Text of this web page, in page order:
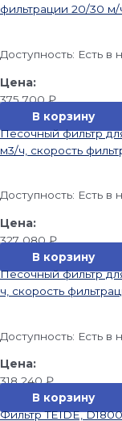
фильтрации 20/30 м/
Доступность: Есть в
375 700₽
В корзину
Песочный фильтр
м3/ч, скорость
Доступность: Есть в
327 080₽
В корзину
Песочный фильтр
ч, скорость
Доступность: Есть в
318 240₽
В корзину
Фильтр TEIDE,